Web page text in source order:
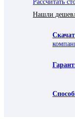
Рассчитать
Нашли